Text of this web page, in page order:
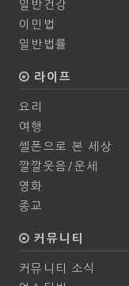
일반건강
이민법
일반법률
라이프
요리
여행
셀폰으로 본 세상
깔깔웃음/운세
영화
종교
커뮤니티
커뮤니티 소식